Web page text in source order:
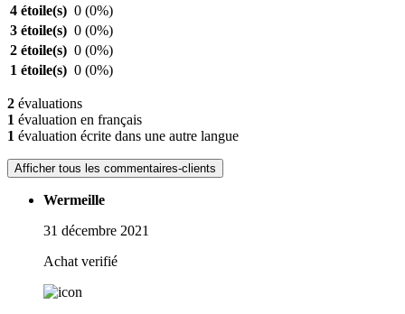
4 étoile(s) 0 (0%)
3 étoile(s) 0 (0%)
2 étoile(s) 0 (0%)
1 étoile(s) 0 (0%)
2 évaluations
1 évaluation en français
1 évaluation écrite dans une autre langue
Afficher tous les commentaires-clients
Wermeille
31 décembre 2021
Achat verifié